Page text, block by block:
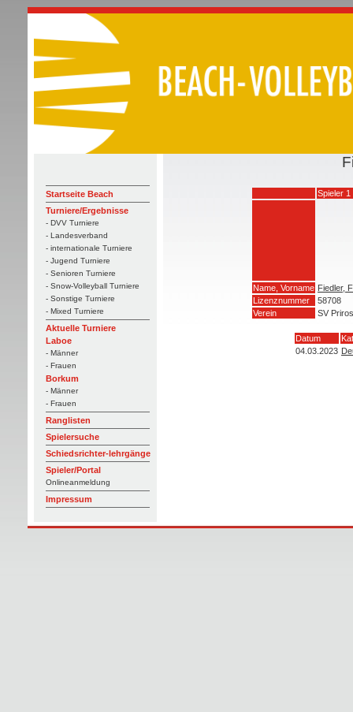
Startseite Beach
Turniere/Ergebnisse
- DVV Turniere
- Landesverband
- internationale Turniere
- Jugend Turniere
- Senioren Turniere
- Snow-Volleyball Turniere
- Sonstige Turniere
- Mixed Turniere
Aktuelle Turniere
Laboe
- Männer
- Frauen
Borkum
- Männer
- Frauen
Ranglisten
Spielersuche
Schiedsrichter-lehrgänge
Spieler/Portal
Onlineanmeldung
Impressum
Spieler 1
Name, Vorname Fiedler,
Lizenznummer
58708
Verein
SV
Datum
04.03.2023